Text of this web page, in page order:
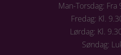
Man-Torsdag: Fra
Fredag: Kl.
Lørdag: Kl.
Søndag: